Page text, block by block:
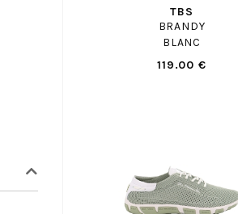
TBS
BRANDY
BLANC
119.00 €